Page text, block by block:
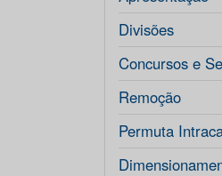
Divisões
Concursos e
Remoção
Permuta